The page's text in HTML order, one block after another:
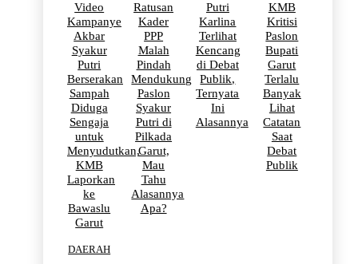
Video
Kampanye
Akbar
Syakur
Putri
Berserakan
Sampah
Diduga
Sengaja
untuk
Menyudutkan,
KMB
Laporkan
ke
Bawaslu
Garut
Ratusan
Kader
PPP
Malah
Pindah
Mendukung
Paslon
Syakur
Putri di
Pilkada
Garut,
Mau
Tahu
Alasannya
Apa?
Putri
Karlina
Terlihat
Kencang
di Debat
Publik,
Ternyata
Ini
Alasannya
KMB
Kritisi
Paslon
Bupati
Garut
Terlalu
Banyak
Lihat
Catatan
Saat
Debat
Publik
DAERAH